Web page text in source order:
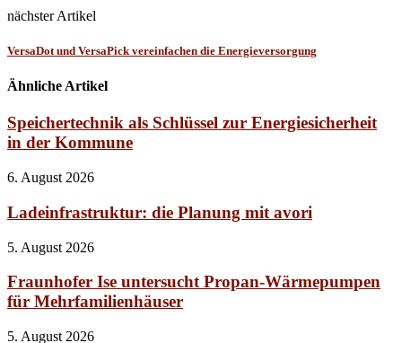
nächster Artikel
VersaDot und VersaPick vereinfachen die Energieversorgung
Ähnliche Artikel
Speichertechnik als Schlüssel zur Energiesicherheit
in der Kommune
6. August 2026
Ladeinfrastruktur: die Planung mit avori
5. August 2026
Fraunhofer Ise untersucht Propan-Wärmepumpen
für Mehrfamilienhäuser
5. August 2026